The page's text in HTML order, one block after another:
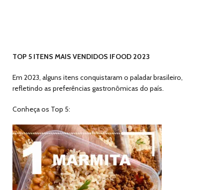
TOP 5 ITENS MAIS VENDIDOS IFOOD 2023
Em 2023, alguns itens conquistaram o paladar brasileiro,
refletindo as preferências gastronômicas do país.
Conheça os Top 5: